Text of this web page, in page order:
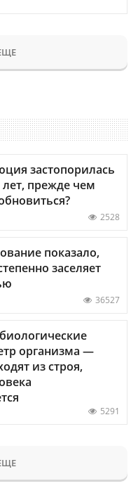
застопорилась
прежде чем
2528
показало,
заселяет
36527
организма —
из строя,
5291